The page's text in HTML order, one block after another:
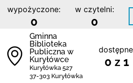
wypożyczone:
0
w czytelni:
0
Gminna
Biblioteka
Publiczna w
Kuryłówce
Kuryłówka 527
37-303 Kuryłówka
0 z 1